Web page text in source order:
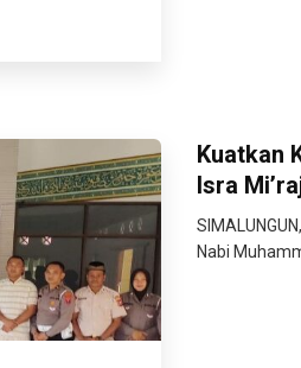
Kuatkan
Isra
Nabi